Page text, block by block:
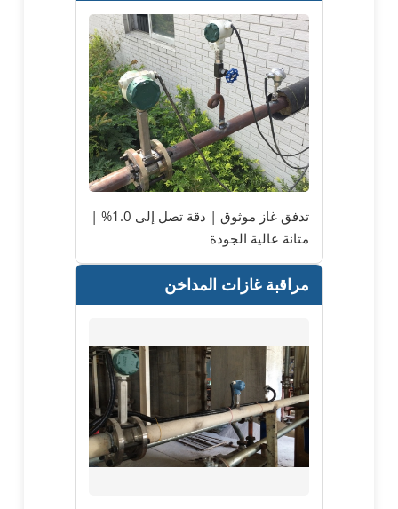
تدفق غاز موثوق | دقة تصل إلى 1.0% |
متانة عالية الجودة
مراقبة غازات المداخن